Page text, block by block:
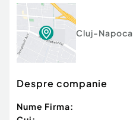
Cluj-Napoca
Despre companie
Nume Firma: